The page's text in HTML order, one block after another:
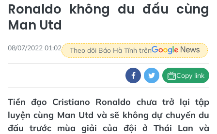
Ronaldo không du đấu cùng
Man Utd
08/07/2022 01:02 Theo dõi Báo Hà Tĩnh trên
Copy link
Tiền đạo Cristiano Ronaldo chưa trở lại tập
luyện cùng Man Utd và sẽ không dự chuyến du
đấu trước mùa giải của đội ở Thái Lan và